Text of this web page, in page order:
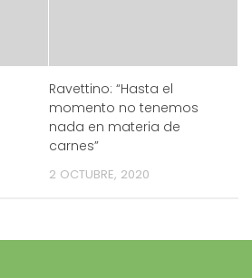
Ravettino: “Hasta el
momento no tenemos
nada en materia de
carnes”
2 OCTUBRE, 2020